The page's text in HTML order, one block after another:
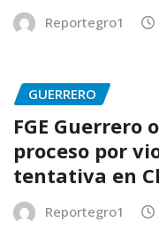
Reportegro1
GUERRERO
FGE
proceso por
tentativa en
Reportegro1